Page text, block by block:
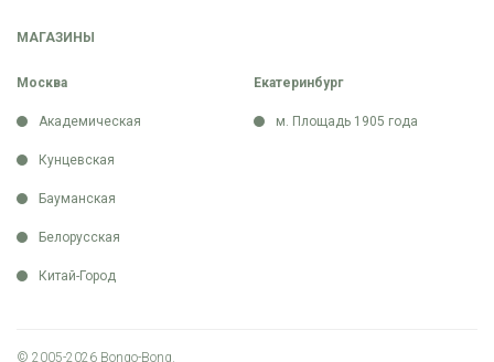
МАГАЗИНЫ
Москва
Академическая
Кунцевская
Бауманская
Белорусская
Китай-Город
Екатеринбург
м. Площадь 1905 года
© 2005-2026 Bongo-Bong.